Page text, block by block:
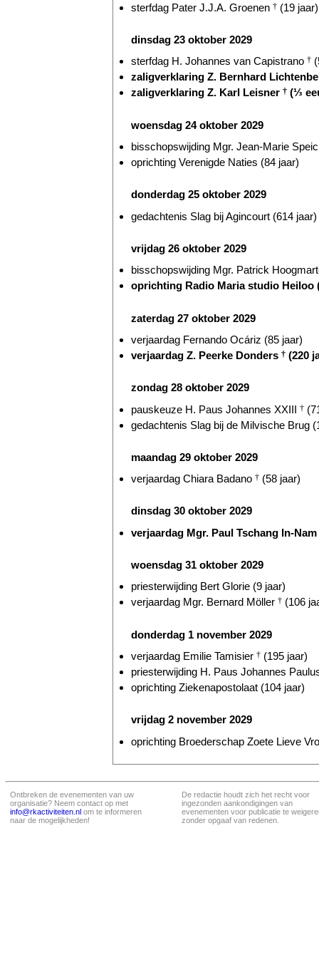
sterfdag Pater J.J.A. Groenen † (19 jaar)
dinsdag 23 oktober 2029
sterfdag H. Johannes van Capistrano †
zaligverklaring Z. Bernhard
zaligverklaring Z. Karl Leisner † (⅓
woensdag 24 oktober 2029
bisschopswijding Mgr. Jean-Marie
oprichting Verenigde Naties (84 jaar)
donderdag 25 oktober 2029
gedachtenis Slag bij Agincourt (614 jaar)
vrijdag 26 oktober 2029
bisschopswijding Mgr. Patrick
oprichting Radio Maria studio Heiloo
zaterdag 27 oktober 2029
verjaardag Fernando Ocáriz (85 jaar)
verjaardag Z. Peerke Donders † (220
zondag 28 oktober 2029
pauskeuze H. Paus Johannes XXIII †
gedachtenis Slag bij de Milvische Brug
maandag 29 oktober 2029
verjaardag Chiara Badano † (58 jaar)
dinsdag 30 oktober 2029
verjaardag Mgr. Paul Tschang In-Nam
woensdag 31 oktober 2029
priesterwijding Bert Glorie (9 jaar)
verjaardag Mgr. Bernard Möller † (106
donderdag 1 november 2029
verjaardag Emilie Tamisier † (195 jaar)
priesterwijding H. Paus Johannes
oprichting Ziekenapostolaat (104 jaar)
vrijdag 2 november 2029
oprichting Broederschap Zoete Lieve
Ontbreken de evenementen van uw
organisatie? Neem contact op met
info@rkactiviteiten.nl om te informeren
naar de mogelijkheden!
De redactie houdt zich het recht voor
ingezonden aankondigingen van
evenementen voor publicatie te
zonder opgaaf van redenen.